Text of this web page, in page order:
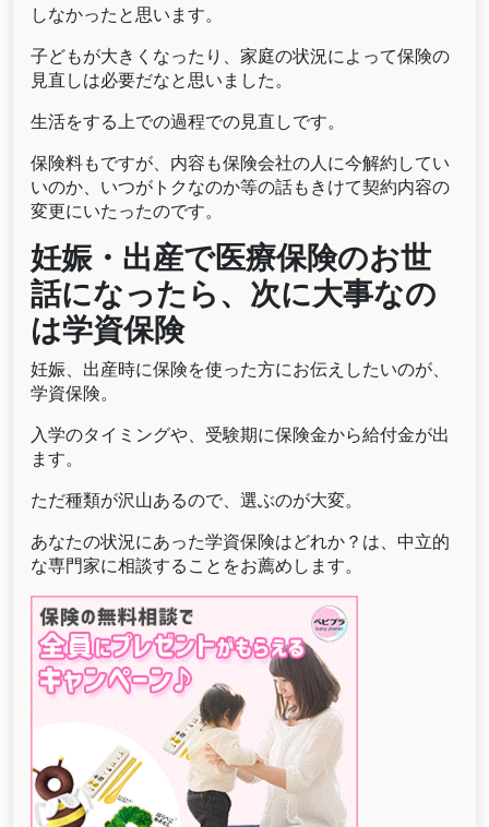
しなかったと思います。
子どもが大きくなったり、家庭の状況によって保険の
見直しは必要だなと思いました。
生活をする上での過程での見直しです。
保険料もですが、内容も保険会社の人に今解約してい
いのか、いつがトクなのか等の話もきけて契約内容の
変更にいたったのです。
妊娠・出産で医療保険のお世
話になったら、次に大事なの
は学資保険
妊娠、出産時に保険を使った方にお伝えしたいのが、
学資保険。
入学のタイミングや、受験期に保険金から給付金が出
ます。
ただ種類が沢山あるので、選ぶのが大変。
あなたの状況にあった学資保険はどれか？は、中立的
な専門家に相談することをお薦めします。